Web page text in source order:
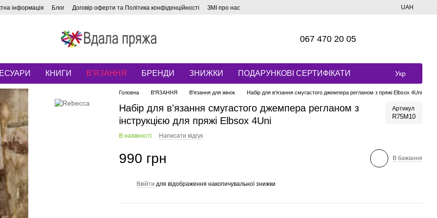
інформація Блог Договір оферти та Політика конфіденційності ЗМІ про нас UAH
067 470 20 05
КНИГИ В'ЯЗАННЯ БРЕНДИ ЗНИЖКИ ПОДАРУНКОВІ СЕРТИФІКАТИ Укр
Головна В'ЯЗАННЯ В'язання для жінок Набір для в'язання смугастого джемпера регланом з пряжі Elbsox 4Uni
Набір для в'язання смугастого джемпера регланом з
інструкцією для пряжі Elbsox 4Uni
Артикул
R75M10
В наявності Написати відгук
990 грн В бажання
Ввійти для відображення накопичувальної знижки